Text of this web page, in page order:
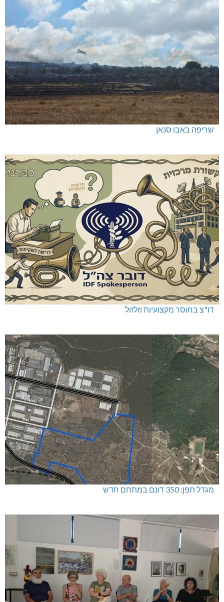
שריפה באבו סנאן
דו"צ בחוסר מקצועיות וזלזול
מגדל תפן: 350 דונם במתחם חדש